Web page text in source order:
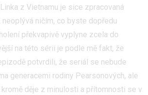
z Vietnamu je sice zpracovaná
neoplývá ničím, co byste dopředu
překvapivě vyplyne zcela do
na této sérii je podle mě fakt, že
potvrdili, že seriál se nebude
generacemi rodiny Pearsonových, ale
kromě děje z minulosti a přítomnosti se v